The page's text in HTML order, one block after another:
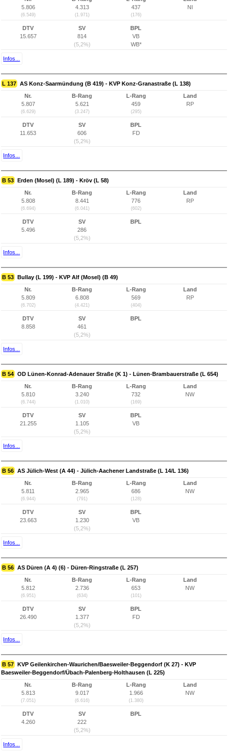
5.806
(6.549)
4.313
(1.971)
437
(176)
NI
DTV
15.657
SV
814
(5,2%)
BPL
VB
WB*
Infos...
L 137 AS Konz-Saarmündung (B 419) - KVP Konz-Granastraße (L 138)
Nr.
5.807
(6.629)
B-Rang
5.621
(3.247)
L-Rang
459
(295)
Land
RP
DTV
11.653
SV
606
(5,2%)
BPL
FD
Infos...
B 53 Erden (Mosel) (L 189) - Kröv (L 58)
Nr.
5.808
(6.694)
B-Rang
8.441
(6.041)
L-Rang
776
(602)
Land
RP
DTV
5.496
SV
286
(5,2%)
BPL
Infos...
B 53 Bullay (L 199) - KVP Alf (Mosel) (B 49)
Nr.
5.809
(6.702)
B-Rang
6.808
(4.421)
L-Rang
569
(404)
Land
RP
DTV
8.858
SV
461
(5,2%)
BPL
Infos...
B 54 OD Lünen-Konrad-Adenauer Straße (K 1) - Lünen-Brambauerstraße (L 654)
Nr.
5.810
(6.744)
B-Rang
3.240
(1.010)
L-Rang
732
(169)
Land
NW
DTV
21.255
SV
1.105
(5,2%)
BPL
VB
Infos...
B 56 AS Jülich-West (A 44) - Jülich-Aachener Landstraße (L 14/L 136)
Nr.
5.811
(6.944)
B-Rang
2.965
(791)
L-Rang
686
(128)
Land
NW
DTV
23.663
SV
1.230
(5,2%)
BPL
VB
Infos...
B 56 AS Düren (A 4) (6) - Düren-Ringstraße (L 257)
Nr.
5.812
(6.951)
B-Rang
2.736
(634)
L-Rang
653
(101)
Land
NW
DTV
26.490
SV
1.377
(5,2%)
BPL
FD
Infos...
B 57 KVP Geilenkirchen-Waurichen/Baesweiler-Beggendorf (K 27) - KVP
Baesweiler-Beggendorf/Übach-Palenberg-Holthausen (L 225)
Nr.
5.813
(7.051)
B-Rang
9.017
(6.616)
L-Rang
1.966
(1.380)
Land
NW
DTV
4.260
SV
222
(5,2%)
BPL
Infos...